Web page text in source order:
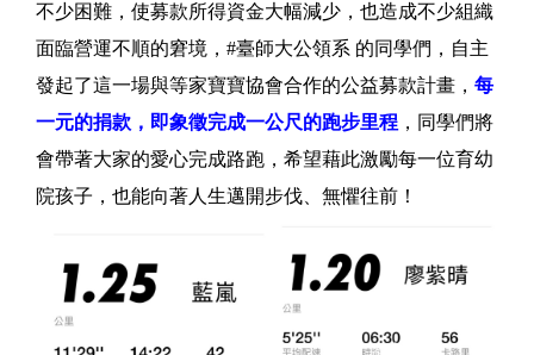
不少困難，使募款所得資金大幅減少，也造成不少組織
面臨營運不順的窘境，#臺師大公領系 的同學們，自主
發起了這一場與等家寶寶協會合作的公益募款計畫， 每
一元的捐款，即象徵完成一公尺的跑步里程 ，同學們將
會帶著大家的愛心完成路跑，希望藉此激勵每一位育幼
院孩子，也能向著人生邁開步伐、無懼往前！